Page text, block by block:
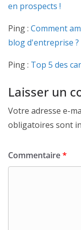
en prospects !
Ping : Comment
blog d'entreprise ?
Ping : Top 5 des
Laisser un
Votre adresse e-
obligatoires sont
Commentaire*